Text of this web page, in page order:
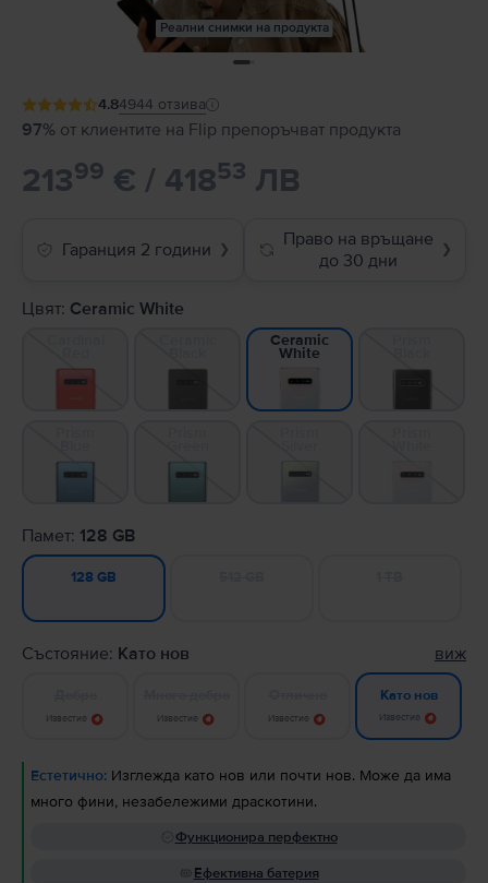
Реални снимки на продукта
4.84944 отзива
97% от клиентите на Flip препоръчват продукта
21399 € / 41853 ЛВ
Гаранция 2 години ❯
Право на връщане
до 30 дни
❯
Цвят: Ceramic White
Ceramic
White
Памет: 128 GB
128 GB
Състояние: Като нов виж
Известие Известие Известие
Като нов
Известие
Естетично: Изглежда като нов или почти нов. Може да има
много фини, незабележими драскотини.
Функционира перфектно
Ефективна батерия